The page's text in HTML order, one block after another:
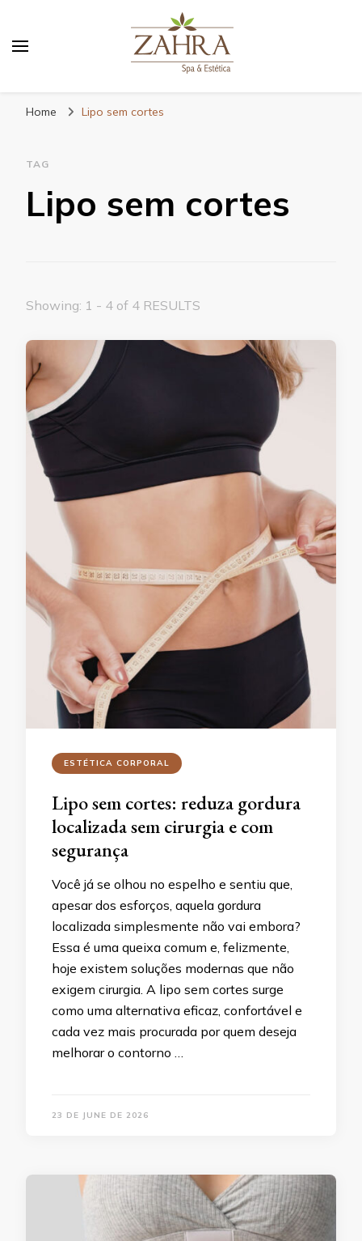
e relaxamento
Home Lipo sem cortes
TAG
Lipo sem cortes
Showing: 1 - 4 of 4 RESULTS
ESTÉTICA CORPORAL
Lipo sem cortes: reduza gordura
localizada sem cirurgia e com
segurança
Você já se olhou no espelho e sentiu que,
apesar dos esforços, aquela gordura
localizada simplesmente não vai embora?
Essa é uma queixa comum e, felizmente,
hoje existem soluções modernas que não
exigem cirurgia. A lipo sem cortes surge
como uma alternativa eficaz, confortável e
cada vez mais procurada por quem deseja
melhorar o contorno …
23 DE JUNE DE 2026